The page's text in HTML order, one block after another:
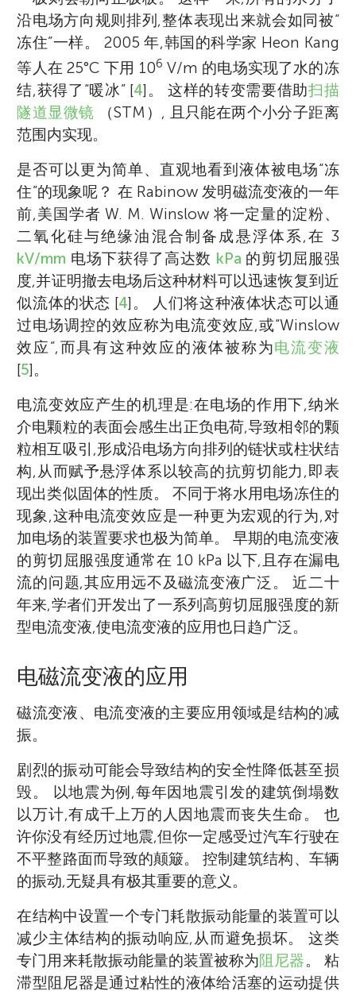
董旭峰是大连理工大学的材料科学与工程学院
的教授、博导、副院长。 他是 《中国材料科
志的大船长； 他还是大连理工大学 “高性能智
能复合材料制备及其工程应用”青年科学家团
队的负责人,就像是这个超棒团队的超级队
长。 他一方面研究怎么让材料变得像人一样
聪明 （也就是这个文章里讲的“智能材料”）,
另一方面,他还关心咱们的健康,研究可以用来
修复人体的材料（生物医用材料）。
*dongxf@dlut.edu.cn
BNS Huge Fresh
年龄 13–14
您好！ 我们是来自中国一所学校七年级的学
生。 我们非常喜欢探索科学,在一次科学课上,
我们被“巨菜谷”的神奇所震惊, 因此将小组的名
字取作 Huge Fresh。 Fresh 也代表了我们对
世界的感受。 我们的头像也是我们用刚学到
的AI技术生成的。
Inquisitive Panda (爱问熊
猫)
年龄 11–14
这是 4 位来自不同年级的孩子们, 最小的五年
级,最大的初三。 他们有的想要成为天文学家,
有的喜欢数学 、物理和足球,有的喜欢看好玩
儿的科学和文学书籍,有的喜欢胡思乱想,不断
地问为什么,还会写好奇日记。
沿电场方向规则排列,整体表现出来就会如同被“
冻住”一样。 2005 年,韩国的科学家 Heon Kang
等人在 25°C 下用 106 V/m 的电场实现了水的冻
结,获得了“暖冰” [4]。 这样的转变需要借助扫描
隧道显微镜 （STM）, 且只能在两个小分子距离
范围内实现。
是否可以更为简单、直观地看到液体被电场“冻
住”的现象呢？ 在 Rabinow 发明磁流变液的一年
前,美国学者 W. M. Winslow 将一定量的淀粉、
二氧化硅与绝缘油混合制备成悬浮体系,在 3
kV/mm 电场下获得了高达数 kPa 的剪切屈服强
度,并证明撤去电场后这种材料可以迅速恢复到近
似流体的状态 [4]。 人们将这种液体状态可以通
过电场调控的效应称为电流变效应,或“Winslow
效应”,而具有这种效应的液体被称为电流变液
[5]。
电流变效应产生的机理是:在电场的作用下,纳米
介电颗粒的表面会感生出正负电荷,导致相邻的颗
粒相互吸引,形成沿电场方向排列的链状或柱状结
构,从而赋予悬浮体系以较高的抗剪切能力,即表
现出类似固体的性质。 不同于将水用电场冻住的
现象,这种电流变效应是一种更为宏观的行为,对
加电场的装置要求也极为简单。 早期的电流变液
的剪切屈服强度通常在 10 kPa 以下,且存在漏电
流的问题,其应用远不及磁流变液广泛。 近二十
年来,学者们开发出了一系列高剪切屈服强度的新
型电流变液,使电流变液的应用也日趋广泛。
电磁流变液的应用
磁流变液、电流变液的主要应用领域是结构的减
振。
剧烈的振动可能会导致结构的安全性降低甚至损
毁。 以地震为例,每年因地震引发的建筑倒塌数
以万计,有成千上万的人因地震而丧失生命。 也
许你没有经历过地震,但你一定感受过汽车行驶在
不平整路面而导致的颠簸。 控制建筑结构、车辆
的振动,无疑具有极其重要的意义。
在结构中设置一个专门耗散振动能量的装置可以
减少主体结构的振动响应,从而避免损坏。 这类
专门用来耗散振动能量的装置被称为阻尼器。 粘
滞型阻尼器是通过粘性的液体给活塞的运动提供